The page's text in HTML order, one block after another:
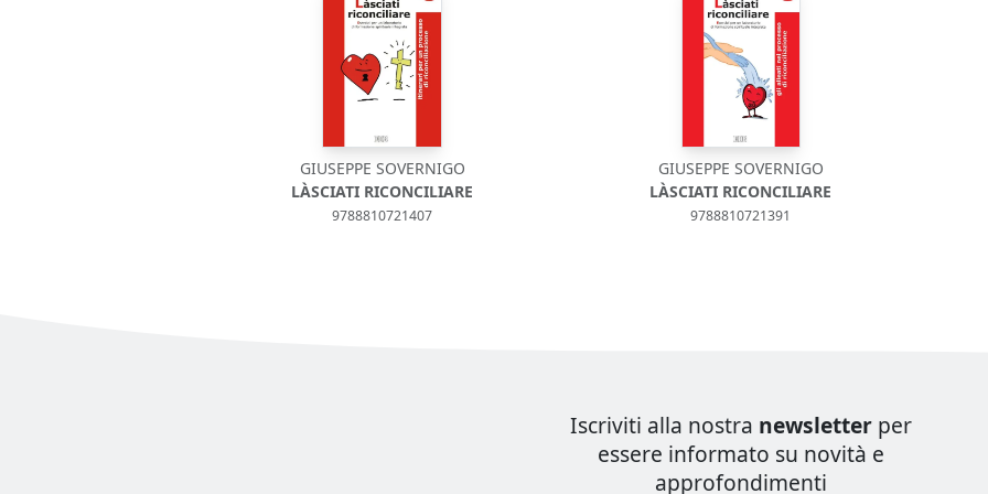
GIUSEPPE SOVERNIGO
LÀSCIATI RICONCILIARE
9788810721407
GIUSEPPE SOVERNIGO
LÀSCIATI RICONCILIARE
9788810721391
Iscriviti alla nostra newsletter per
essere informato su novità e
approfondimenti